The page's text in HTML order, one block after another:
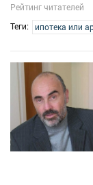
Рейтинг читателей
Теги: ипотека или